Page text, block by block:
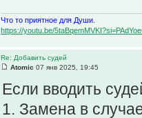
Что то приятное для Души.
https://youtu.be/
Re: Добавить судей
Atomic 07 янв 2025, 19:45
Если вводить
1. Замена в